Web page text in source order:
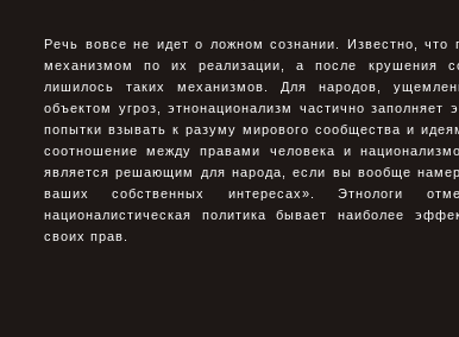
Речь вовсе не идет о ложном сознании. Известно,
механизмом по их реализации, а после крушения
лишилось таких механизмов. Для народов,
объектом угроз, этнонационализм частично
попытки взывать к разуму мирового сообщества и
соотношение между правами человека и
является решающим для народа, если вы вообще
ваших собственных интересах». Этнологи
националистическая политика бывает наиболее
своих прав.